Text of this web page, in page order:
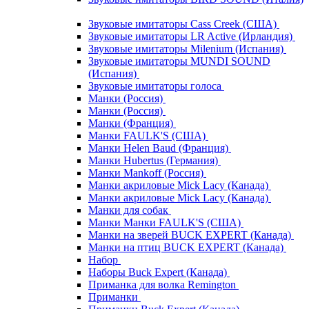
Звуковые имитаторы Cass Creek (США)
Звуковые имитаторы LR Active (Ирландия)
Звуковые имитаторы Milenium (Испания)
Звуковые имитаторы MUNDI SOUND
(Испания)
Звуковые имитаторы голоса
Манки (Россия)
Манки (Россия)
Манки (Франция)
Манки FAULK'S (США)
Манки Helen Baud (Франция)
Манки Hubertus (Германия)
Манки Mankoff (Россия)
Манки акриловые Mick Lacy (Канада)
Манки акриловые Mick Lacy (Канада)
Манки для собак
Манки Манки FAULK'S (США)
Манки на зверей BUCK EXPERT (Канада)
Манки на птиц BUCK EXPERT (Канада)
Набор
Наборы Buck Expert (Канада)
Приманка для волка Remington
Приманки